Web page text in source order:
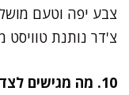
צבע יפה וטעם
צ'דר נותנת טוויסט
10. מה מגישים לצד המאפינס?